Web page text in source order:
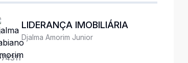
LIDERANÇA IMOBILIÁRIA
Djalma Amorim Junior
74311